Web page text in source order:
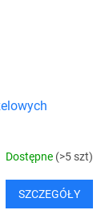
Dostępne (>5 szt)
SZCZEGÓŁY